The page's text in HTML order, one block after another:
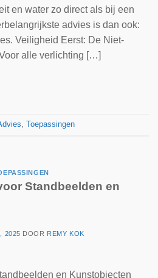
en water zo direct als bij een
advies is dan ook:
Veiligheid Eerst: De Niet-
alle verlichting […]
Toepassingen
Standbeelden en
2025 DOOR REMY KOK
en Kunstobjecten